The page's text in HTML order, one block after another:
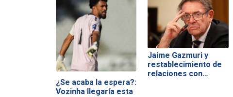
¿Se acaba la espera?:
Vozinha llegaría esta
Jaime Gazmuri y
restablecimiento de
relaciones con…